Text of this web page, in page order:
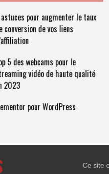
pour augmenter le taux
conversion de vos liens
5 des webcams pour le
vidéo de haute qualité
2023
pour WordPress
Ce site